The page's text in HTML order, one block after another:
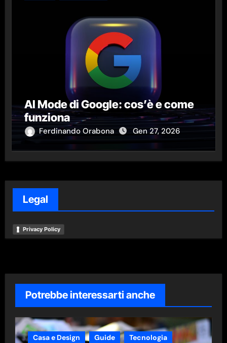
AI Mode di Google: cos’è e come
funziona
Ferdinando Orabona Gen 27, 2026
Legal
Privacy Policy
Potrebbe interessarti anche
Casa e Design Guide Tecnologia